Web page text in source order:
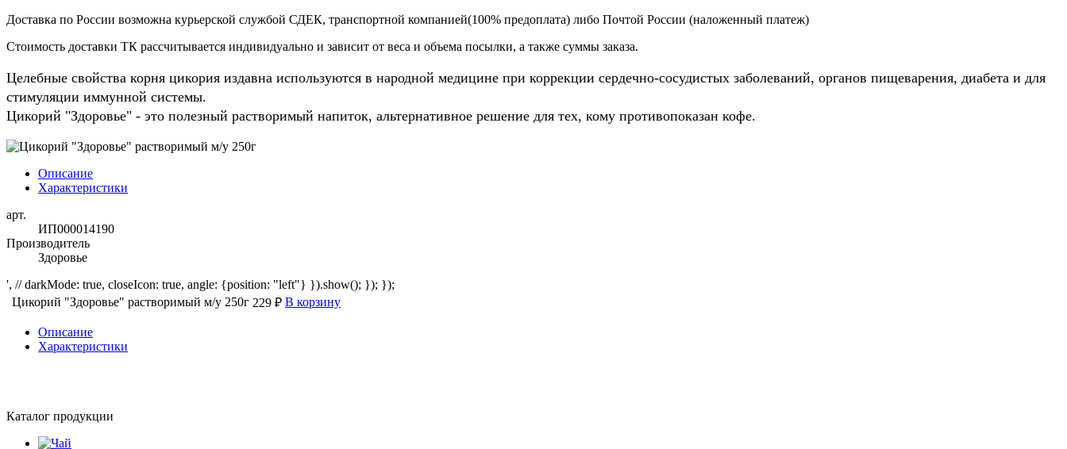
Доставка по России возможна курьерской службой СДЕК, транспортной компанией(100% предоплата) либо Почтой России (наложенный платеж)
Стоимость доставки ТК рассчитывается индивидуально и зависит от веса и объема посылки, а также суммы заказа.
Целебные свойства корня цикория издавна используются в народной медицине при коррекции сердечно-сосудистых заболеваний, органов пищеварения, диабета и для
стимуляции иммунной системы.
Цикорий "Здоровье" - это полезный растворимый напиток, альтернативное решение для тех, кому противопоказан кофе.
Описание
Характеристики
арт.
ИП000014190
Производитель
Здоровье
', // darkMode: true, closeIcon: true, angle: {position: "left"} }).show(); }); });
Цикорий "Здоровье" растворимый м/у 250г 229 ₽ В корзину
Описание
Характеристики
Каталог продукции